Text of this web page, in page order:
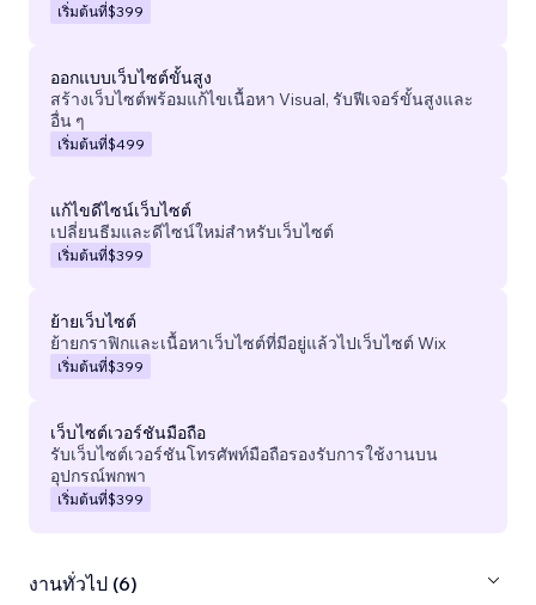
เริ่มต้นที่$399
ออกแบบเว็บไซต์ขั้นสูง
สร้างเว็บไซต์พร้อมแก้ไขเนื้อหา Visual, รับฟีเจอร์ขั้นสูงและ
อื่น ๆ
เริ่มต้นที่$499
แก้ไขดีไซน์เว็บไซต์
เปลี่ยนธีมและดีไซน์ใหม่สำหรับเว็บไซต์
เริ่มต้นที่$399
ย้ายเว็บไซต์
ย้ายกราฟิกและเนื้อหาเว็บไซต์ที่มีอยู่แล้วไปเว็บไซต์ Wix
เริ่มต้นที่$399
เว็บไซต์เวอร์ชันมือถือ
รับเว็บไซต์เวอร์ชันโทรศัพท์มือถือรองรับการใช้งานบน
อุปกรณ์พกพา
เริ่มต้นที่$399
งานทั่วไป (6)